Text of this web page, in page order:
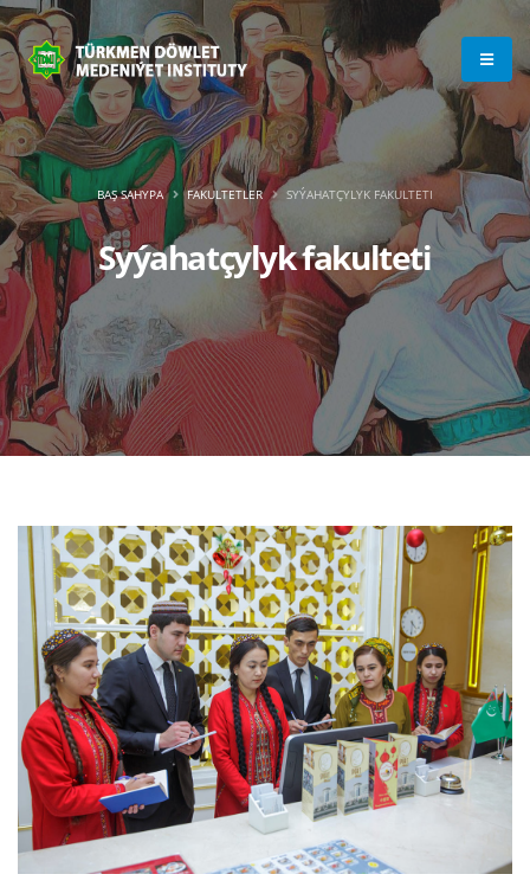
Syýahatçylyk fakulteti
BAŞ SAHYPA FAKULTETLER SYÝAHATÇYLYK FAKULTETI